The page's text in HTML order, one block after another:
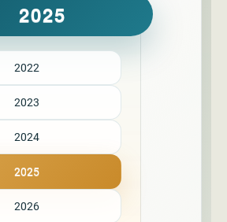
2025
2022
2023
2024
2025
2026